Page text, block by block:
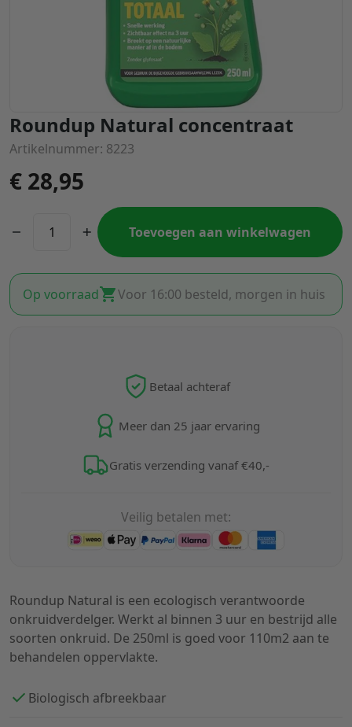
Roundup Natural concentraat
Artikelnummer: 8223
€ 28,95
Toevoegen aan winkelwagen
Op voorraad Voor 16:00 besteld, morgen in huis
Betaal achteraf
Meer dan 25 jaar ervaring
Gratis verzending vanaf €40,-
Veilig betalen met:
Roundup Natural is een ecologisch verantwoorde
onkruidverdelger. Werkt al binnen 3 uur en bestrijd alle
soorten onkruid. De 250ml is goed voor 110m2 aan te
behandelen oppervlakte.
Biologisch afbreekbaar